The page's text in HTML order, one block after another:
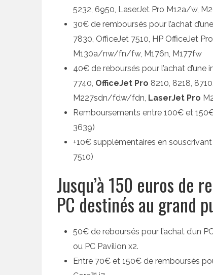
5232, 6950, LaserJet Pro M12a/w,
30€ de remboursés pour l’achat
7830, OfficeJet 7510, HP OfficeJet
M130a/nw/fn/fw, M176n, M177fw
40€ de reboursés pour l’achat d’une
7740, OfficeJet Pro 8210, 8218,
M227sdn/fdw/fdn, LaserJet Pro
Remboursements entre 100€ et
3639)
+10€ supplémentaires en
7510)
Jusqu’à 150 euros de
PC destinés au grand
50€ de reboursés pour l’achat d’un
ou PC Pavilion x2.
Entre 70€ et 150€ de remboursés